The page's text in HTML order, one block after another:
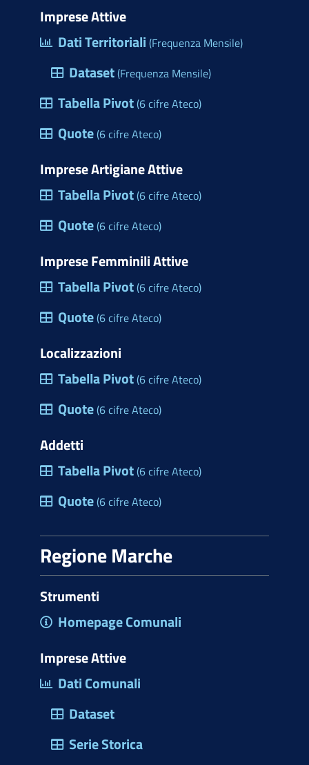
Imprese Attive
Dati Territoriali (Frequenza Mensile)
Dataset(Frequenza Mensile)
Tabella Pivot(6 cifre Ateco)
Quote(6 cifre Ateco)
Imprese Artigiane Attive
Tabella Pivot(6 cifre Ateco)
Quote(6 cifre Ateco)
Imprese Femminili Attive
Tabella Pivot(6 cifre Ateco)
Quote(6 cifre Ateco)
Localizzazioni
Tabella Pivot(6 cifre Ateco)
Quote(6 cifre Ateco)
Addetti
Tabella Pivot(6 cifre Ateco)
Quote(6 cifre Ateco)
Regione Marche
Strumenti
Homepage Comunali
Imprese Attive
Dati Comunali
Dataset
Serie Storica